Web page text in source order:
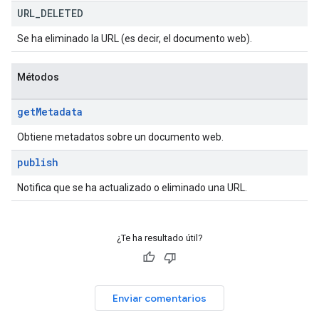
URL DELETED
Se ha eliminado la URL (es decir, el documento web).
Métodos
getMetadata
Obtiene metadatos sobre un documento web.
publish
Notifica que se ha actualizado o eliminado una URL.
¿Te ha resultado útil?
Enviar comentarios